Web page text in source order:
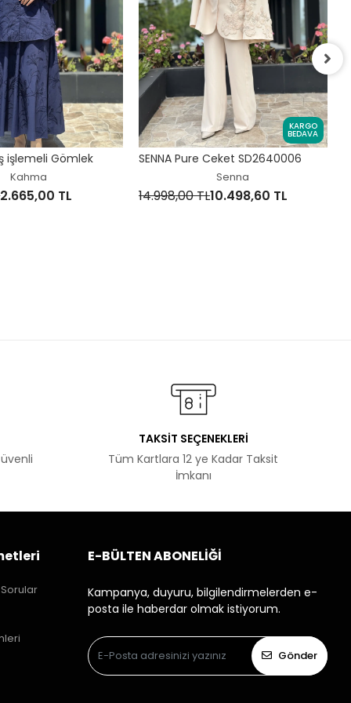
işlemeli Gömlek
Kahma
2.665,00 TL
KARGO
BEDAVA
SENNA Pure Ceket SD2640006
Senna
14.998,00 TL10.498,60 TL
TAKSİT SEÇENEKLERİ
Tüm Kartlara 12 ye Kadar Taksit
İmkanı
E-BÜLTEN ABONELİĞİ
Kampanya, duyuru, bilgilendirmelerden e-
posta ile haberdar olmak istiyorum.
Gönder